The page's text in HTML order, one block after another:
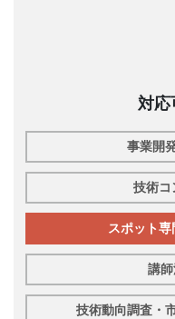
対応
事業開
技術コ
スポット
講
技術動向調査・